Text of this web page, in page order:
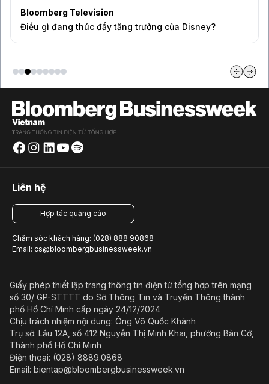
Bloomberg Television
Điều gì đang thúc đẩy tăng trưởng của Disney?
Liên hệ
Hợp tác quảng cáo
Chăm sóc khách hàng: (028) 888 90868
Email: cs@bloombergbusinessweek.vn
Giấy phép thiết lập trang thông tin điện tử tổng hợp trên mạng
số 30/ GP-STTTT do Sở Thông Tin và Truyền Thông thành
phố Hồ Chí Minh cấp ngày 24/12/2024
Chịu trách nhiệm nội dung: Ông Võ Quốc Khánh
Trụ sở: Lầu 12A, số 412 Nguyễn Thị Minh Khai, phường Bàn Cờ,
Thành phố Hồ Chí Minh
Điện thoại: (028) 8889.0868
Email: bientap@bloombergbusinessweek.vn